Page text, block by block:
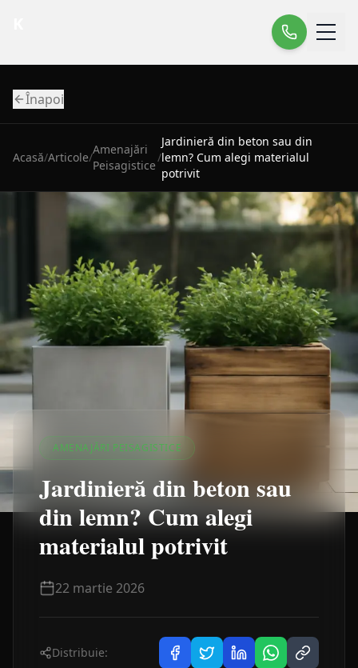
Înapoi
Acasă/Articole/
Amenajări
Peisagistice
/
Jardinieră din beton sau din
lemn? Cum alegi materialul
potrivit
AMENAJĂRI PEISAGISTICE
Jardinieră din beton sau
din lemn? Cum alegi
materialul potrivit
22 martie 2026
Distribuie: